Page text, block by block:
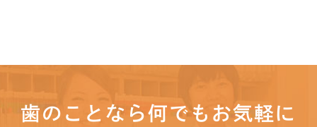
歯のことなら何でもお気軽に